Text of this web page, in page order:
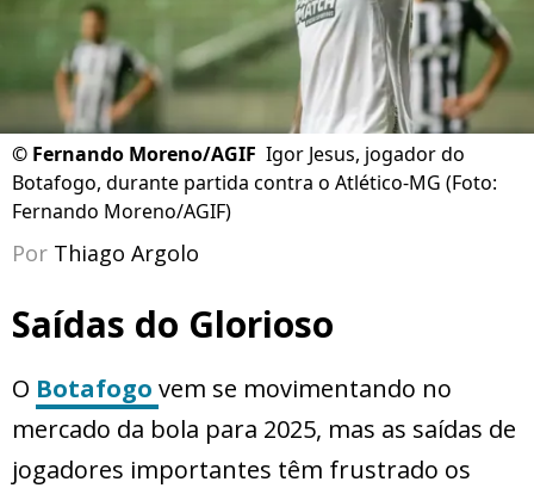
© Fernando Moreno/AGIF Igor Jesus, jogador do
Botafogo, durante partida contra o Atlético-MG (Foto:
Fernando Moreno/AGIF)
Por Thiago Argolo
Saídas do Glorioso
O Botafogo vem se movimentando no
mercado da bola para 2025, mas as saídas de
jogadores importantes têm frustrado os